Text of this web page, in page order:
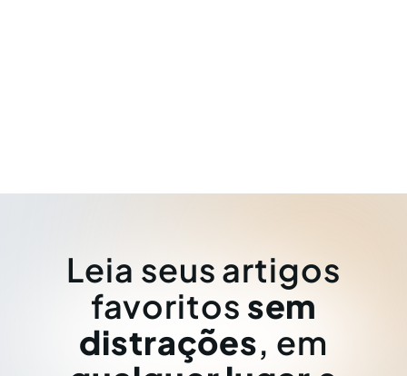
Leia seus artigos
favoritos sem
distrações, em